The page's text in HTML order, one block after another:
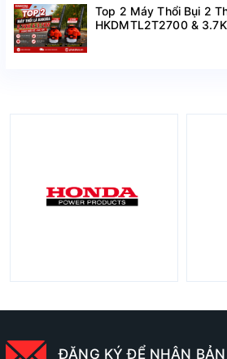
Top 2 Máy Thổi Bụi 2
HKDMTL2T2700 & 3.7KW HKDMTL2T3700 I
ĐĂNG KÝ ĐỂ NHẬN